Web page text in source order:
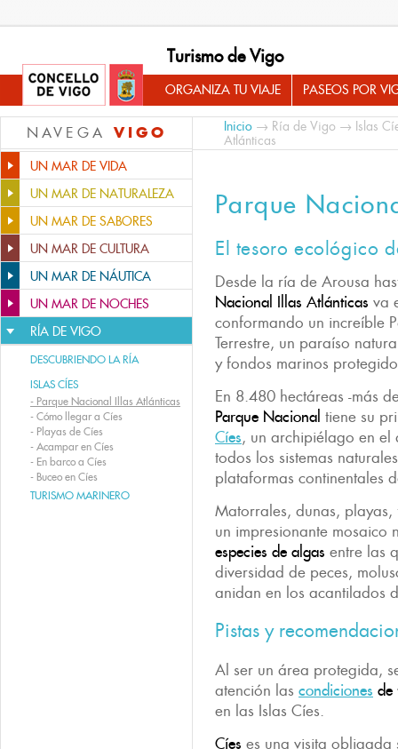
Turismo de Vigo
ORGANIZA TU VIAJE PASEOS POR
NAVEGA VIGO
UN MAR DE VIDA
UN MAR DE NATURALEZA
UN MAR DE SABORES
UN MAR DE CULTURA
UN MAR DE NÁUTICA
UN MAR DE NOCHES
RÍA DE VIGO
DESCUBRIENDO LA RÍA
ISLAS CÍES
- Parque Nacional Illas Atlánticas
- Cómo llegar a Cíes
- Playas de Cíes
- Acampar en Cíes
- En barco a Cíes
- Buceo en Cíes
TURISMO MARINERO
Inicio → Ría de Vigo → Islas
Atlánticas
Parque
El tesoro ecológico
Desde la ría de Arousa
Nacional Illas Atlánticas va
conformando un increíble
Terrestre, un paraíso
y fondos marinos
En 8.480 hectáreas -más
Parque Nacional tiene su
Cíes, un archipiélago en el
todos los sistemas
plataformas continentales
Matorrales, dunas,
un impresionante mosaico
especies de algas entre las
diversidad de peces,
anidan en los acantilados
Pistas y
Al ser un área protegida,
atención las condiciones de
en las Islas Cíes.
Cíes es una visita obligada